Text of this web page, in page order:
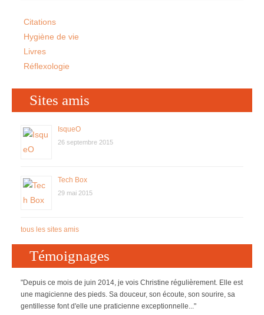
Citations
Hygiène de vie
Livres
Réflexologie
Sites amis
IsqueO
26 septembre 2015
Tech Box
29 mai 2015
tous les sites amis
Témoignages
"Depuis ce mois de juin 2014, je vois Christine régulièrement. Elle est
une magicienne des pieds. Sa douceur, son écoute, son sourire, sa
gentillesse font d'elle une praticienne exceptionnelle..."